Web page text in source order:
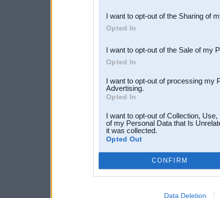
Downstream Participants
third parties.
I want to opt-out of the Sharing of
Opted In
I want to opt-out of the Sale of my
Opted In
I want to opt-out of processing my
Advertising.
Opted In
I want to opt-out of Collection,
of my Personal Data that Is
it was collected.
Opted Out
CONFIRM
Data Deletion